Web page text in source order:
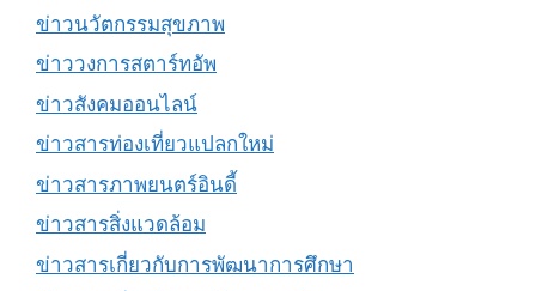
ข่าวนวัตกรรมสุขภาพ
ข่าววงการสตาร์ทอัพ
ข่าวสังคมออนไลน์
ข่าวสารท่องเที่ยวแปลกใหม่
ข่าวสารภาพยนตร์อินดี้
ข่าวสารสิ่งแวดล้อม
ข่าวสารเกี่ยวกับการพัฒนาการศึกษา